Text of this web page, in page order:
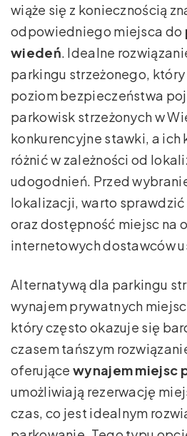
wiąże się z koniecznością
odpowiedniego miejsca do
wiedeń. Idealne
parkingu strzeżonego,
poziom bezpieczeństwa
parkowisk strzeżonych w
konkurencyjne stawki, a ich
różnić w zależności od
udogodnień. Przed
lokalizacji, warto
oraz dostępność miejsc na
internetowych dostawców
Alternatywą dla parkingu
wynajem prywatnych
który często okazuje się
czasem tańszym
oferujące wynajem miejsc
umożliwiają rezerwację
czas, co jest idealnym